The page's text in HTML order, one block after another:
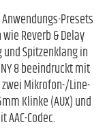
Presets
wie Reverb & Delay
Spitzenklang in
8 beeindruckt mit
Mikrofon-/Line-
Klinke (AUX) und
Codec.